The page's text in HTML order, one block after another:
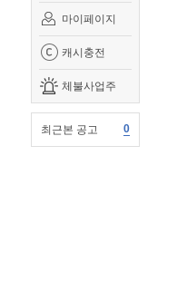
마이페이지
캐시충전
체불사업주
최근본 공고 0